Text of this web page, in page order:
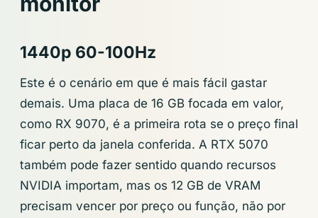
1440p 60-100Hz
Este é o cenário em que é mais fácil gastar
demais. Uma placa de 16 GB focada em valor,
como RX 9070, é a primeira rota se o preço final
ficar perto da janela conferida. A RTX 5070
também pode fazer sentido quando recursos
NVIDIA importam, mas os 12 GB de VRAM
precisam vencer por preço ou função, não por